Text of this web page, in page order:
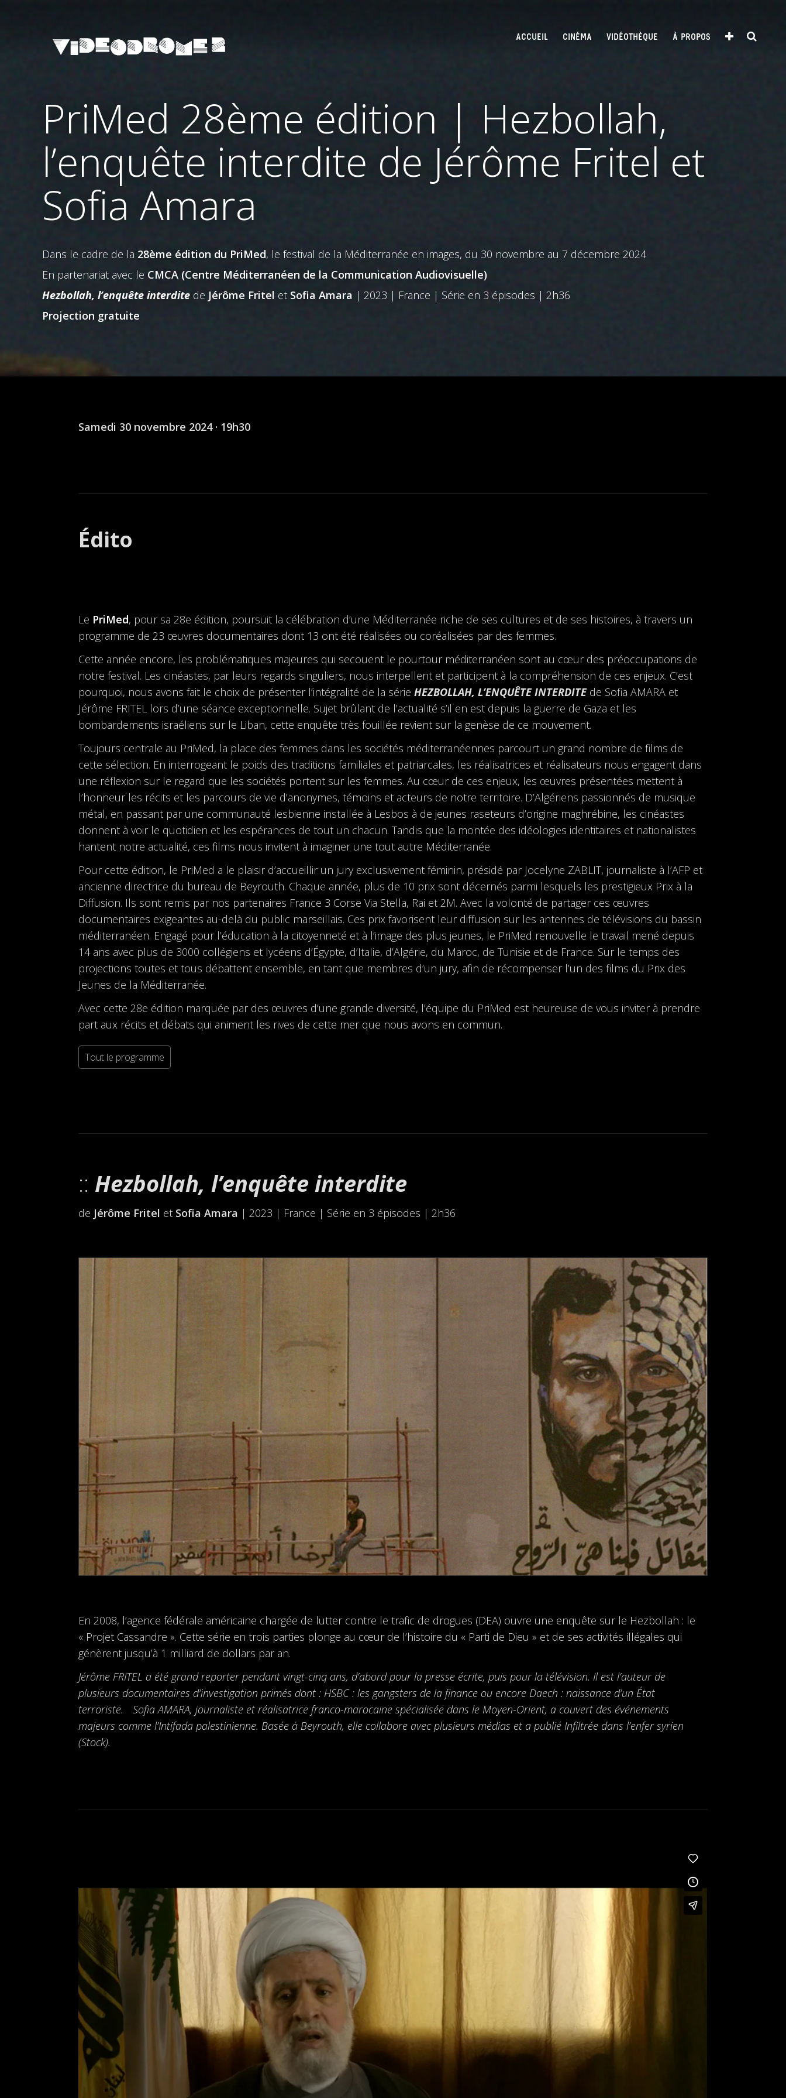
ACCUEIL CINÉMA VIDÉOTHÈQUE À PROPOS
PriMed 28ème édition | Hezbollah,
l’enquête interdite de Jérôme Fritel et
Sofia Amara
Dans le cadre de la 28ème édition du PriMed, le festival de la Méditerranée en images, du 30 novembre au 7 décembre 2024
En partenariat avec le CMCA (Centre Méditerranéen de la Communication Audiovisuelle)
Hezbollah, l’enquête interdite de Jérôme Fritel et Sofia Amara | 2023 | France | Série en 3 épisodes | 2h36
Projection gratuite
Samedi 30 novembre 2024 · 19h30
Édito
Le PriMed, pour sa 28e édition, poursuit la célébration d’une Méditerranée riche de ses cultures et de ses histoires, à travers un
programme de 23 œuvres documentaires dont 13 ont été réalisées ou coréalisées par des femmes.
Cette année encore, les problématiques majeures qui secouent le pourtour méditerranéen sont au cœur des préoccupations de
notre festival. Les cinéastes, par leurs regards singuliers, nous interpellent et participent à la compréhension de ces enjeux. C’est
pourquoi, nous avons fait le choix de présenter l’intégralité de la sérieHEZBOLLAH, L’ENQUÊTE INTERDITE de Sofia AMARA et
Jérôme FRITEL lors d’une séance exceptionnelle. Sujet brûlant de l’actualité s’il en est depuis la guerre de Gaza et les
bombardements israéliens sur le Liban, cette enquête très fouillée revient sur la genèse de ce mouvement.
Toujours centrale au PriMed, la place des femmes dans les sociétés méditerranéennes parcourt un grand nombre de films de
cette sélection. En interrogeant le poids des traditions familiales et patriarcales, les réalisatrices et réalisateurs nous engagent dans
une réflexion sur le regard que les sociétés portent sur les femmes. Au cœur de ces enjeux, les œuvres présentées mettent à
l’honneur les récits et les parcours de vie d’anonymes, témoins et acteurs de notre territoire. D’Algériens passionnés de musique
métal, en passant par une communauté lesbienne installée à Lesbos à de jeunes raseteurs d’origine maghrébine, les cinéastes
donnent à voir le quotidien et les espérances de tout un chacun. Tandis que la montée des idéologies identitaires et nationalistes
hantent notre actualité, ces films nous invitent à imaginer une tout autre Méditerranée.
Pour cette édition, le PriMed a le plaisir d’accueillir un jury exclusivement féminin, présidé par Jocelyne ZABLIT, journaliste à l’AFP et
ancienne directrice du bureau de Beyrouth. Chaque année, plus de 10 prix sont décernés parmi lesquels les prestigieux Prix à la
Diffusion. Ils sont remis par nos partenaires France 3 Corse Via Stella, Rai et 2M. Avec la volonté de partager ces œuvres
documentaires exigeantes au-delà du public marseillais. Ces prix favorisent leur diffusion sur les antennes de télévisions du bassin
méditerranéen. Engagé pour l’éducation à la citoyenneté et à l’image des plus jeunes, le PriMed renouvelle le travail mené depuis
14 ans avec plus de 3000 collégiens et lycéens d’Égypte, d’Italie, d’Algérie, du Maroc, de Tunisie et de France. Sur le temps des
projections toutes et tous débattent ensemble, en tant que membres d’un jury, afin de récompenser l’un des films du Prix des
Jeunes de la Méditerranée.
Avec cette 28e édition marquée par des œuvres d’une grande diversité, l’équipe du PriMed est heureuse de vous inviter à prendre
part aux récits et débats qui animent les rives de cette mer que nous avons en commun.
Tout le programme
Hezbollah, l’enquête interdite
de Jérôme Fritel et Sofia Amara | 2023 | France | Série en 3 épisodes | 2h36
En 2008, l’agence fédérale américaine chargée de lutter contre le trafic de drogues (DEA) ouvre une enquête sur le Hezbollah : le
« Projet Cassandre ». Cette série en trois parties plonge au cœur de l’histoire du « Parti de Dieu » et de ses activités illégales qui
génèrent jusqu’à 1 milliard de dollars par an.
Jérôme FRITEL a été grand reporter pendant vingt-cinq ans, d’abord pour la presse écrite, puis pour la télévision. Il est l’auteur de
plusieurs documentaires d’investigation primés dont : HSBC : les gangsters de la finance ou encore Daech : naissance d’un État
terroriste. Sofia AMARA, journaliste et réalisatrice franco-marocaine spécialisée dans le Moyen-Orient, a couvert des événements
majeurs comme l’Intifada palestinienne. Basée à Beyrouth, elle collabore avec plusieurs médias et a publié Infiltrée dans l’enfer syrien
(Stock).